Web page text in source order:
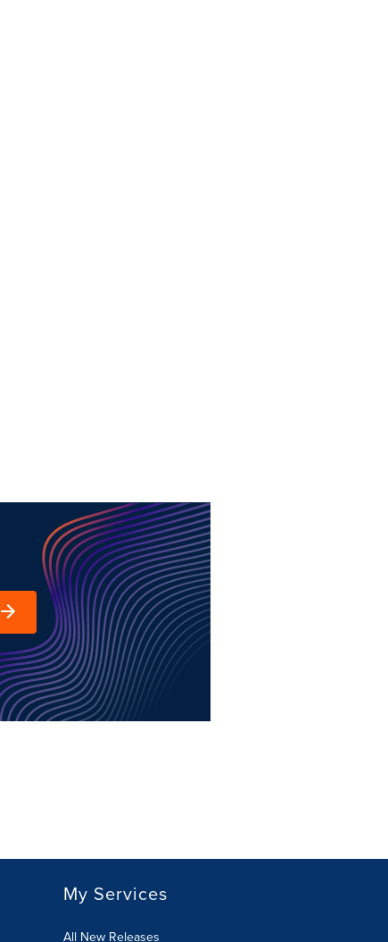
My Services
All New Releases